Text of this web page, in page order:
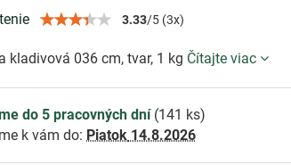
3.33/5 (3x)
kladivová 036 cm, tvar, 1 kg Čítajte viac
do 5 pracovných dní (141 ks)
k vám do: Piatok 14.8.2026